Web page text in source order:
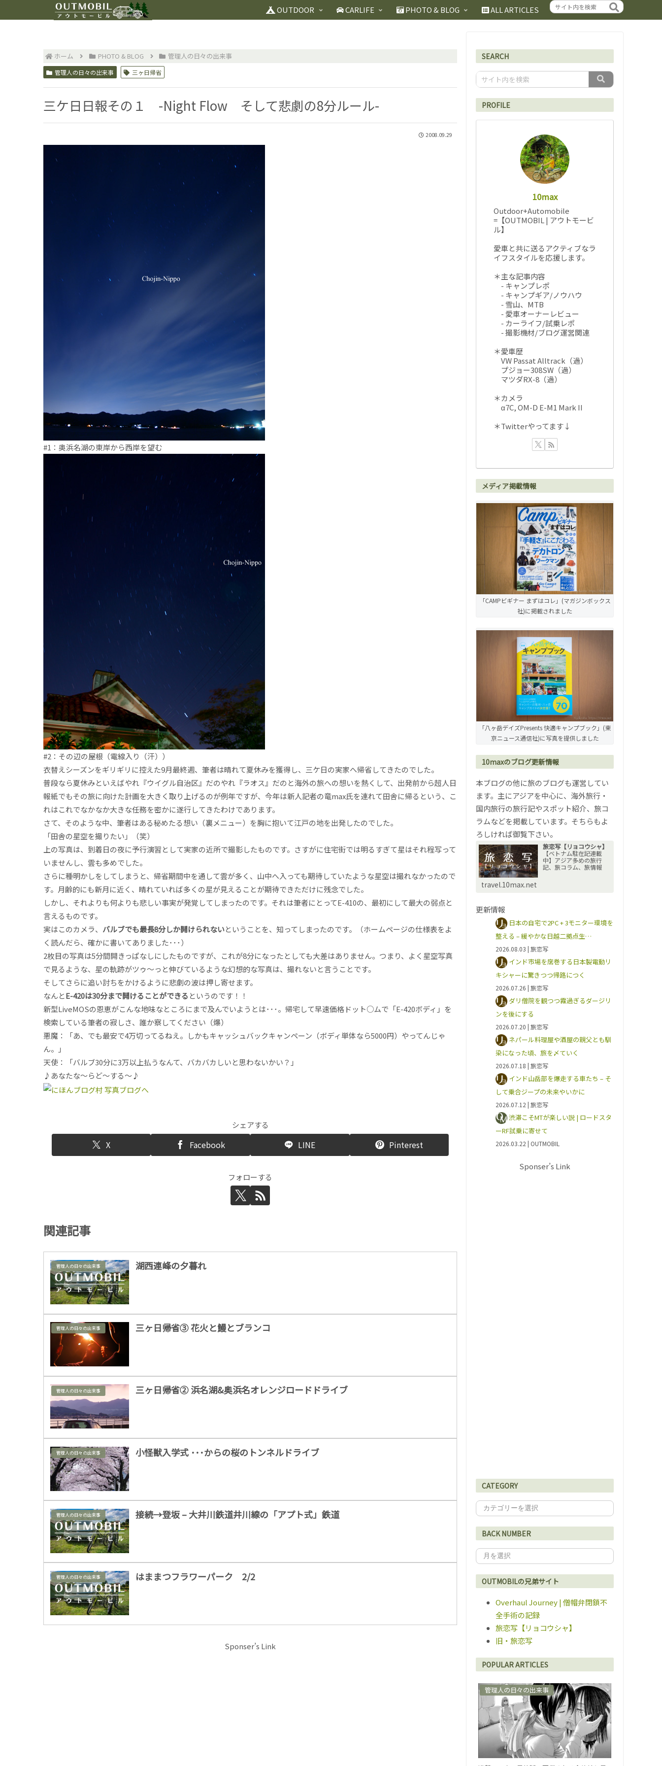
OUTDOOR CARLIFE PHOTO & BLOG ALL ARTICLES
ホーム PHOTO & BLOG 管理人の日々の出来事
管理人の日々の出来事 三ヶ日帰省
三ケ日日報その１ -Night Flow そして悲劇の8分ルール-
2008.09.29
#1：奥浜名湖の東岸から西岸を望む
#2：その辺の屋根（電線入り（汗））
衣替えシーズンをギリギリに控えた9月最終週、筆者は晴れて夏休みを獲得し、三ケ日の実家へ帰省してきたのでした。
普段なら夏休みといえばやれ『ウイグル自治区』だのやれ『ラオス』だのと海外の旅への想いを熱くして、出発前から超人日
報紙でもその旅に向けた計画を大きく取り上げるのが例年ですが、今年は新人記者の竜max氏を連れて田舎に帰るという、こ
れはこれでなかなか大きな任務を密かに遂行してきたわけであります。
さて、そのような中、筆者はある秘めたる想い（裏メニュー）を胸に抱いて江戸の地を出発したのでした。
「田舎の星空を撮りたい」（笑）
上の写真は、到着日の夜に予行演習として実家の近所で撮影したものです。さすがに住宅街では明るすぎて星はそれ程写って
いませんし、雲も多めでした。
さらに種明かしをしてしまうと、帰省期間中を通して雲が多く、山中へ入っても期待していたような星空は撮れなかったので
す。月齢的にも新月に近く、晴れていれば多くの星が見えることが期待できただけに残念でした。
しかし、それよりも何よりも悲しい事実が発覚してしまったのです。それは筆者にとってE-410の、最初にして最大の弱点と
言えるものです。
実はこのカメラ、 バルブでも最長8分しか開けられないということを、知ってしまったのです。（ホームページの仕様表をよ
く読んだら、確かに書いてありました･･･）
2枚目の写真は5分間開きっぱなしにしたものですが、これが8分になったとしても大差はありません。つまり、よく星空写真
で見るような、星の軌跡がツゥ～っと伸びているような幻想的な写真は、撮れないと言うことです。
そしてさらに追い討ちをかけるように悲劇の波は押し寄せます。
なんとE-420は30分まで開けることができる というのです！！
新型LiveMOSの恩恵がこんな地味なところにまで及んでいようとは･･･。帰宅して早速価格ドット○ムで「E-420ボディ」を
検索している筆者の寂しさ、誰か察してください（爆）
悪魔：「あ、でも最安で4万切ってるねえ。しかもキャッシュバックキャンペーン（ボディ単体なら5000円）やってんじゃ
ん。」
天使：「バルブ30分に3万以上払うなんて、バカバカしいと思わないかい？」
♪あなたな～らど～する～♪
シェアする
X Facebook LINE Pinterest
フォローする
関連記事
管理人の日々の出来事 湖西連峰の夕暮れ
管理人の日々の出来事 三ヶ日帰省③ 花火と鰻とブランコ
管理人の日々の出来事 三ヶ日帰省② 浜名湖&奥浜名オレンジロードドライブ
管理人の日々の出来事 小怪獣入学式 ･･･からの桜のトンネルドライブ
管理人の日々の出来事 接続→登坂 – 大井川鉄道井川線の「アプト式」鉄道
管理人の日々の出来事 はままつフラワーパーク 2/2
Sponser’s Link
SEARCH
PROFILE
10max
Outdoor+Automobile
=【OUTMOBIL | アウトモービ
ル】
愛車と共に送るアクティブなラ
イフスタイルを応援します。
＊主な記事内容
- キャンプレポ
- キャンプギア/ノウハウ
- 雪山、MTB
- 愛車オーナーレビュー
- カーライフ/試乗レポ
- 撮影機材/ブログ運営関連
＊愛車歴
VW Passat Alltrack（過）
プジョー308SW（過）
マツダRX-8（過）
＊カメラ
α7C, OM-D E-M1 Mark II
＊Twitterやってます↓
メディア掲載情報
「CAMPビギナー まずはコレ」(マガジンボックス
社)に掲載されました
「八ヶ岳デイズPresents 快適キャンプブック」(東
京ニュース通信社)に写真を提供しました
10maxのブログ更新情報
本ブログの他に旅のブログも運営してい
ます。主にアジアを中心に、海外旅行・
国内旅行の旅行記やスポット紹介、旅コ
ラムなどを掲載しています。そちらもよ
ろしければ御覧下さい。
旅恋写【リョコウシャ】
【ベトナム駐在記連載
中】アジア多めの旅行
記、旅コラム、旅情報
travel.10max.net
更新情報
日本の自宅で2PC + 3モニター環境を
整える – 緩やかな日越二拠点生…
2026.08.03 | 旅恋写
インド市場を席巻する日本製電動リ
キシャーに驚きつつ帰路につく
2026.07.26 | 旅恋写
ダリ僧院を観つつ霧過ぎるダージリ
ンを後にする
2026.07.20 | 旅恋写
ネパール料理屋や酒屋の親父とも馴
染になった頃、旅を〆ていく
2026.07.18 | 旅恋写
インド山岳部を爆走する車たち – そ
して乗合ジープの未来やいかに
2026.07.12 | 旅恋写
渋滞こそMTが楽しい説 | ロードスタ
ーRF試乗に寄せて
2026.03.22 | OUTMOBIL
Sponser’s Link
CATEGORY
BACK NUMBER
OUTMOBILの兄弟サイト
Overhaul Journey | 僧帽弁閉鎖不
全手術の記録
旅恋写【リョコウシャ】
旧・旅恋写
POPULAR ARTICLES
管理人の日々の出来事